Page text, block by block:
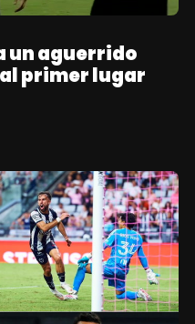
un aguerrido
al primer lugar